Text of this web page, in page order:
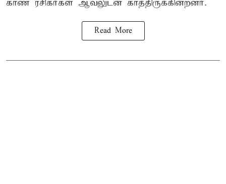
காண ரசிகர்கள் ஆவலுடன் காத்திருக்கின்றனர்.
Read More